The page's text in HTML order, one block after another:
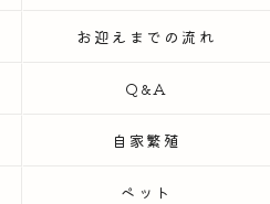
お迎えまでの流れ
Q&A
自家繁殖
ペット